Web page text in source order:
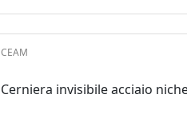
CEAM
Cerniera invisibile acciaio